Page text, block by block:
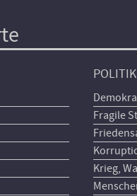
POLITIK
Fragile
Krieg,